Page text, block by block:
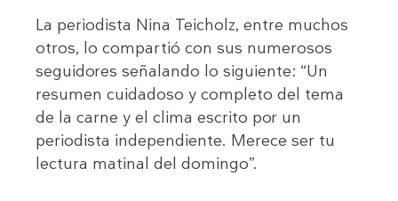
La periodista Nina Teicholz, entre muchos
otros, lo compartió con sus numerosos
seguidores señalando lo siguiente: “Un
resumen cuidadoso y completo del tema
de la carne y el clima escrito por un
periodista independiente. Merece ser tu
lectura matinal del domingo”.